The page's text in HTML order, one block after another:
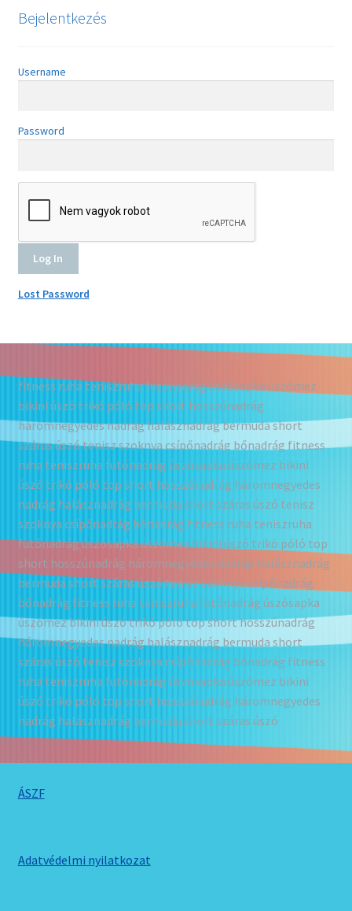
Bejelentkezés
Username
Password
Lost Password
fitness ruha teniszruha futónadrág úszósapka úszómez
bikini úszó trikó póló top short hosszúnadrág
háromnegyedes nadrág halásznadrág bermuda short
száras úszó tenisz szoknya csípőnadrág bőnadrág fitness
ruha teniszruha futónadrág úszósapka úszómez bikini
úszó trikó póló top short hosszúnadrág háromnegyedes
nadrág halásznadrág bermuda short száras úszó tenisz
szoknya csípőnadrág bőnadrág fitness ruha teniszruha
futónadrág úszósapka úszómez bikini úszó trikó póló top
short hosszúnadrág háromnegyedes nadrág halásznadrág
bermuda short száras úszó tenisz szoknya csípőnadrág
bőnadrág fitness ruha teniszruha futónadrág úszósapka
úszómez bikini úszó trikó póló top short hosszúnadrág
háromnegyedes nadrág halásznadrág bermuda short
száras úszó tenisz szoknya csípőnadrág bőnadrág fitness
ruha teniszruha futónadrág úszósapka úszómez bikini
úszó trikó póló top short hosszúnadrág háromnegyedes
nadrág halásznadrág bermuda short száras úszó
ÁSZF
Adatvédelmi nyilatkozat